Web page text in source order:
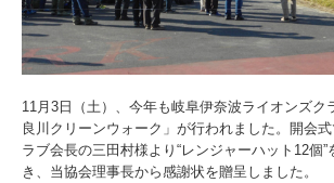
11月3日（土）、今年も岐阜伊奈波ライオンズク
良川クリーンウォーク」が行われました。開会
ラブ会長の三田村様より“レンジャーハット12個
き、当協会理事長から感謝状を贈呈しました。